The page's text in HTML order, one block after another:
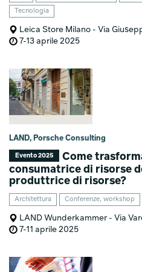
Tecnologia
Leica Store Milano - Via
7-13 aprile 2025
LAND, Porsche Consulting
Evento 2025
Come
consumatrice di risorse
produttrice di risorse?
Architettura Conferenze, workshop
LAND Wunderkammer - Via
7-11 aprile 2025